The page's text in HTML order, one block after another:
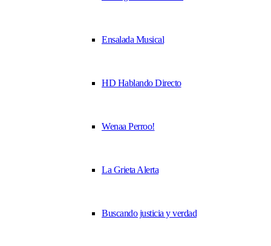
Ensalada Musical
HD Hablando Directo
Wenaa Perroo!
La Grieta Alerta
Buscando justicia y verdad